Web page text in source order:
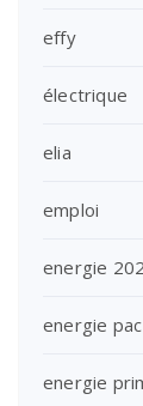
effy
électrique
elia
emploi
energie
energie pac
energie